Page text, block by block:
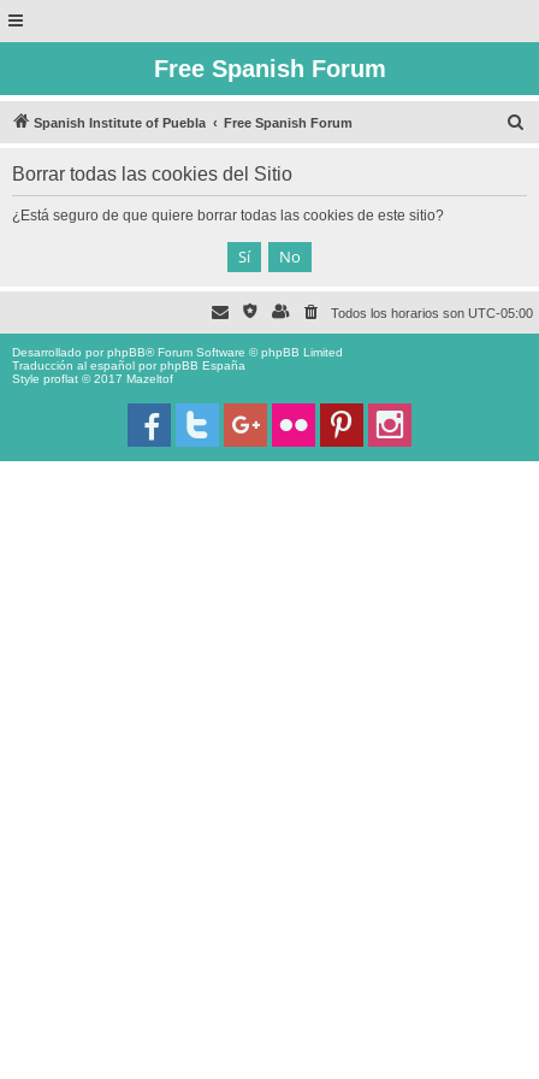
Free Spanish Forum
Spanish Institute of Puebla Free Spanish Forum
Borrar todas las cookies del Sitio
¿Está seguro de que quiere borrar todas las cookies de este sitio?
Todos los horarios son UTC-05:00
Desarrollado porphpBB® Forum Software © phpBB Limited
Traducción al español porphpBB España
Style proflat © 2017 Mazeltof